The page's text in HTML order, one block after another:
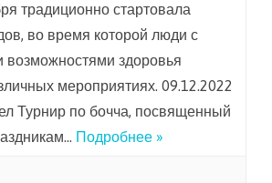
традиционно стартовала
во время которой люди с
возможностями здоровья
мероприятиях. 09.12.2022
Турнир по бочча, посвященный
Подробнее »